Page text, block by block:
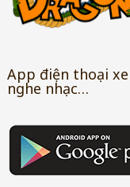
App điện thoại
nghe nhạc…